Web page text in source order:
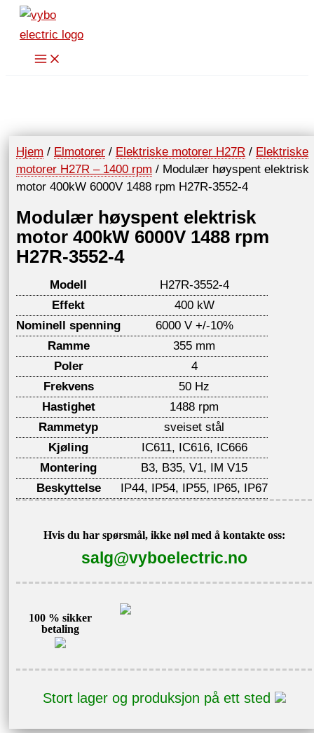
Hopp
rett
Hjem / Elmotorer / Elektriske motorer H27R / Elektriske
motorer H27R – 1400 rpm / Modulær høyspent elektrisk
motor 400kW 6000V 1488 rpm H27R-3552-4
Modulær høyspent elektrisk
motor 400kW 6000V 1488 rpm
H27R-3552-4
Modell
H27R-3552-4
Effekt
400 kW
Nominell spenning
6000 V +/-10%
Ramme
355 mm
Poler
4
Frekvens
50 Hz
Hastighet
1488 rpm
Rammetyp
sveiset stål
Kjøling
IC611, IC616, IC666
Montering
B3, B35, V1, IM V15
Beskyttelse
IP44, IP54, IP55, IP65, IP67
Hvis du har spørsmål, ikke nøl med å kontakte oss:
salg@vyboelectric.no
100 % sikker
betaling
Stort lager og produksjon på ett sted